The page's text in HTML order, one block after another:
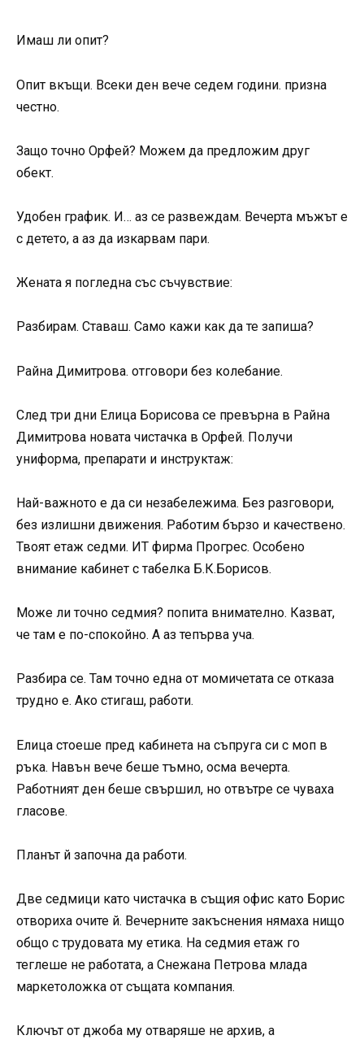
Имаш ли опит?
Опит вкъщи. Всеки ден вече седем години. призна
честно.
Защо точно Орфей? Можем да предложим друг
обект.
Удобен график. И… аз се развеждам. Вечерта мъжът е
с детето, а аз да изкарвам пари.
Жената я погледна със съчувствие:
Разбирам. Ставаш. Само кажи как да те запиша?
Райна Димитрова. отговори без колебание.
След три дни Елица Борисова се превърна в Райна
Димитрова новата чистачка в Орфей. Получи
униформа, препарати и инструктаж:
Най-важното е да си незабележима. Без разговори,
без излишни движения. Работим бързо и качествено.
Твоят етаж седми. ИТ фирма Прогрес. Особено
внимание кабинет с табелка Б.К.Борисов.
Може ли точно седмия? попита внимателно. Казват,
че там е по-спокойно. А аз тепърва уча.
Разбира се. Там точно една от момичетата се отказа
трудно е. Ако стигаш, работи.
Елица стоеше пред кабинета на съпруга си с моп в
ръка. Навън вече беше тъмно, осма вечерта.
Работният ден беше свършил, но отвътре се чуваха
гласове.
Планът й започна да работи.
Две седмици като чистачка в същия офис като Борис
отвориха очите й. Вечерните закъснения нямаха нищо
общо с трудовата му етика. На седмия етаж го
теглеше не работата, а Снежана Петрова млада
маркетоложка от същата компания.
Ключът от джоба му отваряше не архив, а